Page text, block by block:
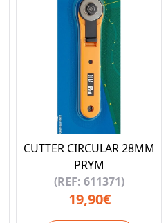
CUTTER CIRCULAR 28MM
PRYM
(REF: 611371)
19,90€